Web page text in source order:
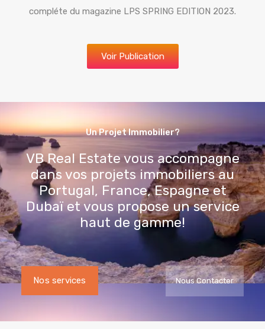
compléte du magazine LPS SPRING EDITION 2023.
Voir Publication
Un Projet Immobilier?
VB Real Estate vous accompagne
dans vos projets immobiliers au
Portugal, France, Espagne et
Dubaï et vous propose un service
haut de gamme!
Nos services Nous Contacter